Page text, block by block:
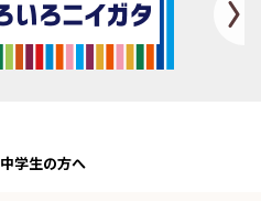
中学生の方へ